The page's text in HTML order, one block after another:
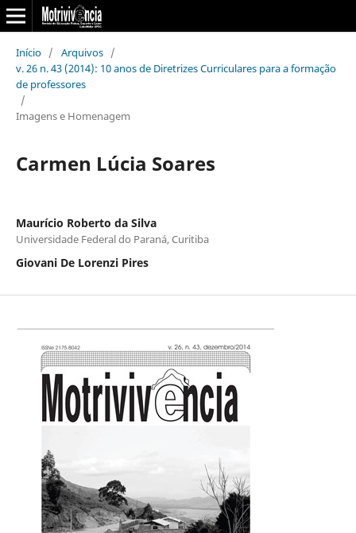
Início / Arquivos /
v. 26 n. 43 (2014): 10 anos de Diretrizes Curriculares para a formação
de professores
/
Imagens e Homenagem
Carmen Lúcia Soares
Maurício Roberto da Silva
Universidade Federal do Paraná, Curitiba
Giovani De Lorenzi Pires